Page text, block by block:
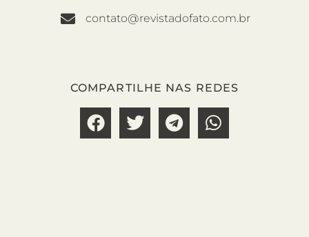
contato@revistadofato.com.br
COMPARTILHE NAS REDES